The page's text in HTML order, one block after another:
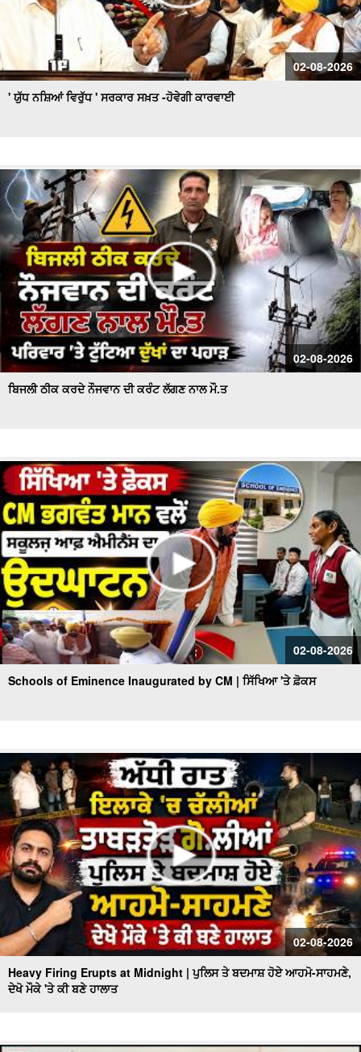
02-08-2026
' ਯੁੱਧ ਨਸ਼ਿਆਂ ਵਿਰੁੱਧ ' ਸਰਕਾਰ ਸਖ਼ਤ -ਹੋਵੇਗੀ ਕਾਰਵਾਈ
02-08-2026
ਬਿਜਲੀ ਠੀਕ ਕਰਦੇ ਨੌਜਵਾਨ ਦੀ ਕਰੰਟ ਲੱਗਣ ਨਾਲ ਮੌ.ਤ
02-08-2026
Schools of Eminence Inaugurated by CM | ਸਿੱਖਿਆ 'ਤੇ ਫ਼ੋਕਸ
02-08-2026
Heavy Firing Erupts at Midnight | ਪੁਲਿਸ ਤੇ ਬਦਮਾਸ਼ ਹੋਏ ਆਹਮੋ-ਸਾਹਮਣੇ,
ਦੇਖੋ ਮੌਕੇ 'ਤੇ ਕੀ ਬਣੇ ਹਾਲਾਤ